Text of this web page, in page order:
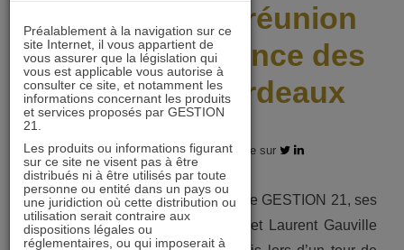
Retour sur la réunion
du Tour de France des
gérants à Bordeaux
08.06.2018 - Partagez l'article sur
A l’occasion du 10e anniversaire de GESTION 21, ses
gérants fondateurs Daniel Tondu et Laurent Gauville
Préalablement à la navigation sur ce
site Internet, il vous appartient de
vous assurer que la législation qui
vous est applicable vous autorise à
consulter ce site, et notamment les
informations concernant les produits
et services proposés par GESTION
21.
Les produits ou informations figurant
sur ce site ne visent pas à être
distribués ni à être utilisés par toute
personne ou entité dans un pays ou
une juridiction où cette distribution ou
utilisation serait contraire aux
dispositions légales ou
réglementaires, ou qui imposerait à